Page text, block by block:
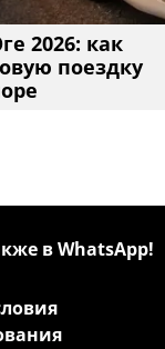
2026: как
поездку
в WhatsApp!